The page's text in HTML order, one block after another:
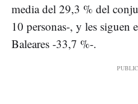
media del 29,3 % del
10 personas-, y les siguen
Baleares -33,7 %-.